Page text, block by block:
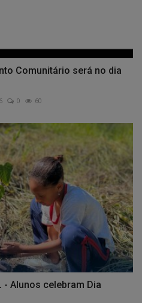
Comunitário será no dia
0 60
- Alunos celebram Dia